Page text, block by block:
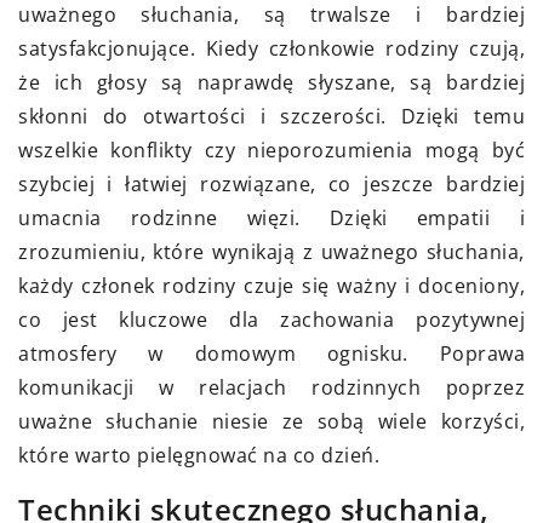
uważnego słuchania, są trwalsze i bardziej
satysfakcjonujące. Kiedy członkowie rodziny czują,
że ich głosy są naprawdę słyszane, są bardziej
skłonni do otwartości i szczerości. Dzięki temu
wszelkie konflikty czy nieporozumienia mogą być
szybciej i łatwiej rozwiązane, co jeszcze bardziej
umacnia rodzinne więzi. Dzięki empatii i
zrozumieniu, które wynikają z uważnego słuchania,
każdy członek rodziny czuje się ważny i doceniony,
co jest kluczowe dla zachowania pozytywnej
atmosfery w domowym ognisku. Poprawa
komunikacji w relacjach rodzinnych poprzez
uważne słuchanie niesie ze sobą wiele korzyści,
które warto pielęgnować na co dzień.
Techniki skutecznego słuchania,